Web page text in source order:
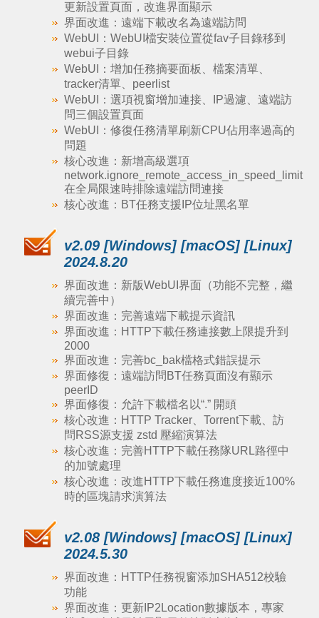
更新設置頁面，改進界面顯示
界面改進：遠端下載改名為遠端訪問
WebUI：WebUI檔安裝位置從fav子目錄移到
webui子目錄
WebUI：增加任務摘要面板、檔案清單、
tracker清單、peerlist
WebUI：選項視窗增加連接、IP過濾、遠端訪
問三個設置頁面
WebUI：修復任務清單刷新CPU佔用率過高的
問題
核心改進：新增高級選項
network.ignore_remote_access_in_speed_limit
在全局限速時排除遠端訪問連接
核心改進：BT任務支援IP位址黑名單
v2.09 [Windows] [macOS] [Linux]
2024.8.20
界面改進：新版WebUI界面（功能不完整，繼
續完善中）
界面改進：完善遠端下載提示資訊
界面改進：HTTP下載任務連接數上限提升到
2000
界面改進：完善bc_bak檔格式錯誤提示
界面修復：遠端訪問BT任務頁面沒有顯示
peerID
界面修復：允許下載檔名以“.” 開頭
核心改進：HTTP Tracker、Torrent下載、訪
問RSS源支援 zstd 壓縮演算法
核心改進：完善HTTP下載任務隊URL路徑中
的加號處理
核心改進：改進HTTP下載任務進度接近100%
時的區塊請求演算法
v2.08 [Windows] [macOS] [Linux]
2024.5.30
界面改進：HTTP任務視窗添加SHA512校驗
功能
界面改進：更新IP2Location數據版本，專家